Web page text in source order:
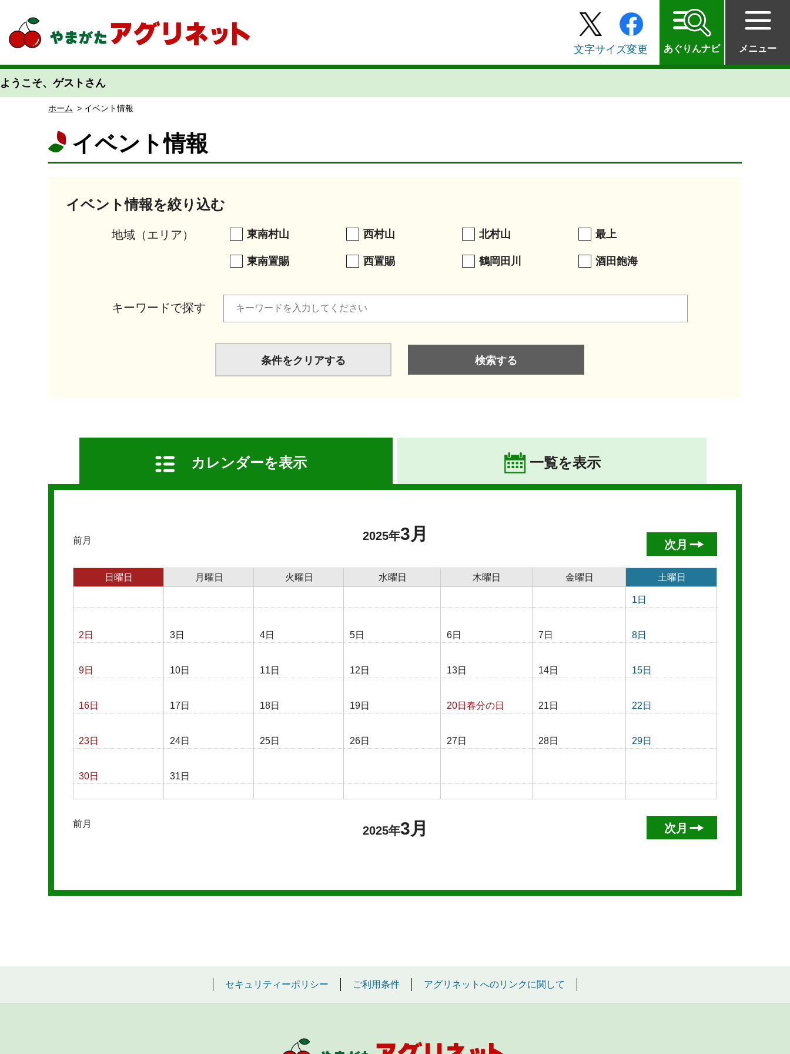
文字サイズ変更 あぐりんナビ メニュー
ようこそ、ゲストさん
ホーム > イベント情報
イベント情報
イベント情報を絞り込む
地域（エリア） 東南村山 西村山 北村山 最上
東南置賜 西置賜 鶴岡田川 酒田飽海
キーワードで探す
条件をクリアする
カレンダーを表示 一覧を表示
前月 2025年3月
次月
日曜日 月曜日 火曜日 水曜日 木曜日 金曜日 土曜日
1日
2日 3日 4日 5日 6日 7日 8日
9日 10日 11日 12日 13日 14日 15日
16日 17日 18日 19日 20日 春分の日 21日 22日
23日 24日 25日 26日 27日 28日 29日
30日 31日
前月
2025年3月 次月
セキュリティーポリシー ご利用条件 アグリネットへのリンクに関して